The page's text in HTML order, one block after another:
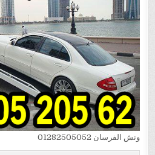
ونش الفرسان 01282505052